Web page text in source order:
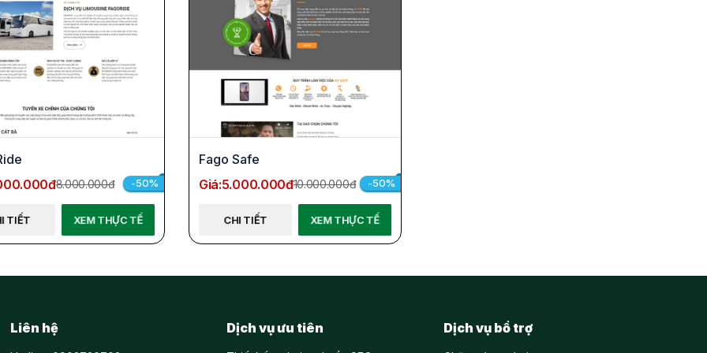
8.000.000đ -50%
TIẾT XEM THỰC TẾ
Fago Safe
Giá:5.000.000đ10.000.000đ -50%
CHI TIẾT XEM THỰC TẾ
Liên hệ Dịch vụ ưu tiên Dịch vụ bổ trợ